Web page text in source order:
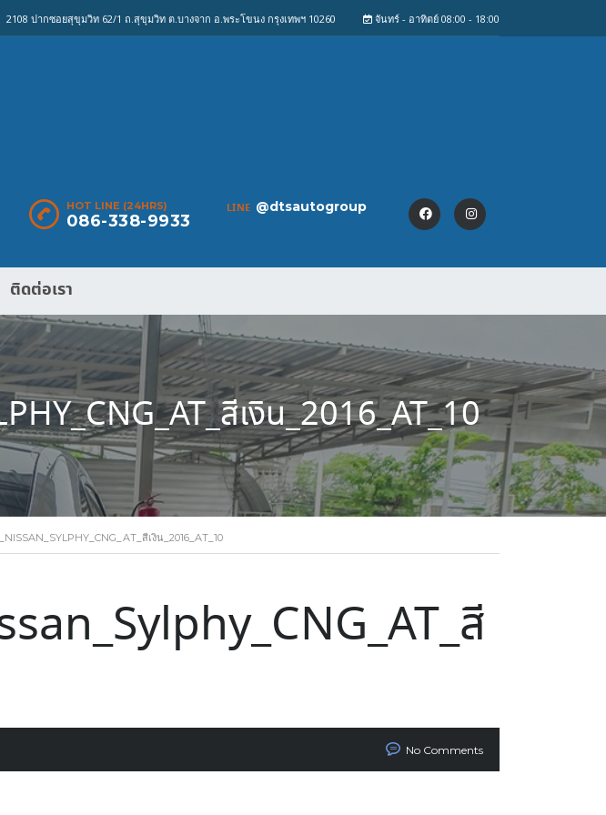
จันทร์ - อาทิตย์ 08:00 - 18:00
2108 ปากซอยสุขุมวิท 62/1 ถ.สุขุมวิท ต.บางจาก อ.พระโขนง กรุงเทพฯ 10260
LINE @dtsautogroup
HOT LINE (24HRS)
086-338-9933
ติดต่อเรา
สีเงิน_2016_AT_10
สีเงิน_2016_AT_10
สี
No Comments